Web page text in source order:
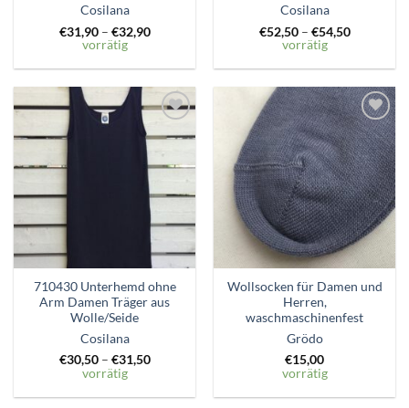
Cosilana
€31,90– €32,90
vorrätig
Cosilana
€52,50– €54,50
vorrätig
Zum
Wunschzettel
hinzufügen
710430 Unterhemd ohne
Arm Damen Träger aus
Wolle/Seide
Cosilana
€30,50– €31,50
vorrätig
Zum
Wunschzettel
hinzufügen
Wollsocken für Damen und
Herren,
waschmaschinenfest
Grödo
€15,00
vorrätig